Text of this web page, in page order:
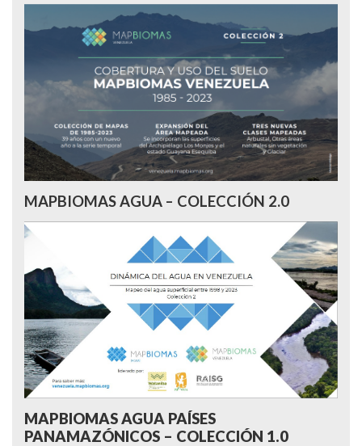
MAPBIOMAS AGUA – COLECCIÓN 2.0
MAPBIOMAS AGUA PAÍSES
PANAMAZÓNICOS – COLECCIÓN 1.0